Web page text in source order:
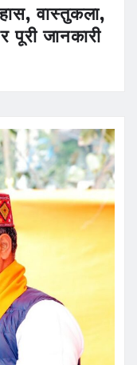
वास्तुकला,
जानकारी